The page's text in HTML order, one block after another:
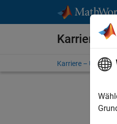
Karriere
Karriere –